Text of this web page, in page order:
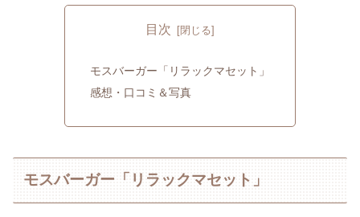
目次
モスバーガー「リラックマセット」
感想・口コミ＆写真
モスバーガー「リラックマセット」